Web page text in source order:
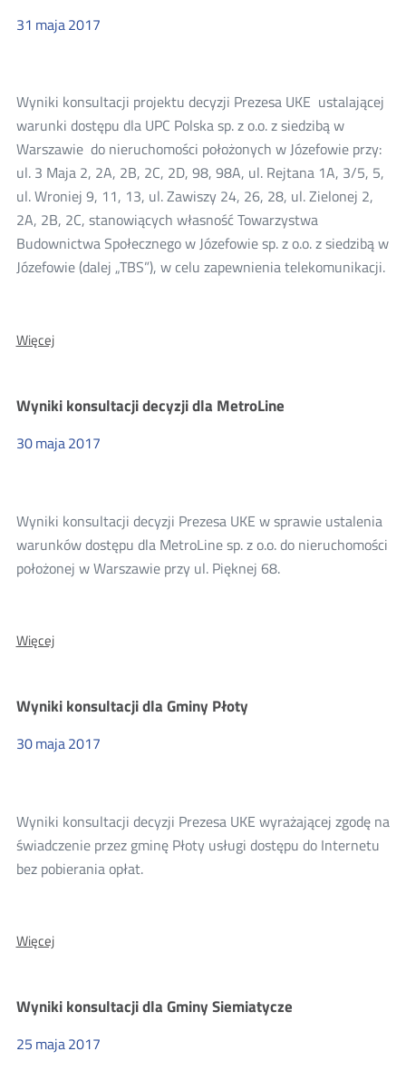
31 maja2017
Wyniki konsultacji projektu decyzji Prezesa UKE ustalającej
warunki dostępu dla UPC Polska sp. z o.o. z siedzibą w
Warszawie do nieruchomości położonych w Józefowie przy:
ul. 3 Maja 2, 2A, 2B, 2C, 2D, 98, 98A, ul. Rejtana 1A, 3/5, 5,
ul. Wroniej 9, 11, 13, ul. Zawiszy 24, 26, 28, ul. Zielonej 2,
2A, 2B, 2C, stanowiących własność Towarzystwa
Budownictwa Społecznego w Józefowie sp. z o.o. z siedzibą w
Józefowie (dalej „TBS”), w celu zapewnienia telekomunikacji.
WięcejO:
UPC
sp.
z
Wyniki konsultacji decyzji dla MetroLine
30maja2017
Wyniki konsultacji decyzji Prezesa UKE w sprawie ustalenia
warunków dostępu dla MetroLine sp. z o.o. do nieruchomości
położonej w Warszawie przy ul. Pięknej 68.
WięcejO:
dla
Wyniki konsultacji dla Gminy Płoty
30maja2017
Wyniki konsultacji decyzji Prezesa UKE wyrażającej zgodę na
świadczenie przez gminę Płoty usługi dostępu do Internetu
bez pobierania opłat.
WięcejO:
Gminy
Wyniki konsultacji dla Gminy Siemiatycze
25 maja2017